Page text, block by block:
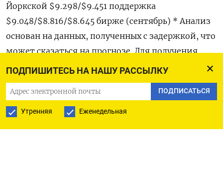
ПОДПИШИТЕСЬ НА НАШУ РАССЫЛКУ
ПОДПИСАТЬСЯ
Утренняя Еженедельная
Йоркской $9.298/$9.451 поддержка
$9.048/$8.816/$8.645 бирже (сентябрь) * Анализ
основан на данных, полученных с задержкой, что
может сказаться на прогнозе. Для получения
графиков используйте код, чтобы получить
исходные сообщения. ** Ван Тао является
техническим аналитиком Рейтер по сырьевым и
энергетическим рынкам и выражает